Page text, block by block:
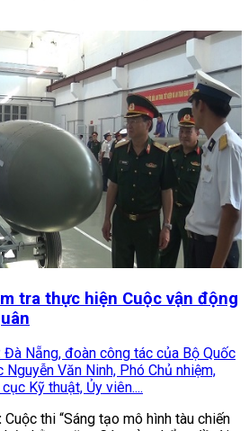
tra thực hiện Cuộc vận động
Đà Nẵng, đoàn công tác của Bộ Quốc
Văn Ninh, Phó Chủ nhiệm,
Kỹ thuật, Ủy viên....
Cuộc thi “Sáng tạo mô hình tàu chiến